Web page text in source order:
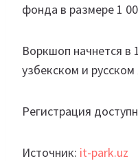
фонда в размере 1
Воркшоп начнется в
узбекском и русском
Регистрация
Источник: it-park.uz